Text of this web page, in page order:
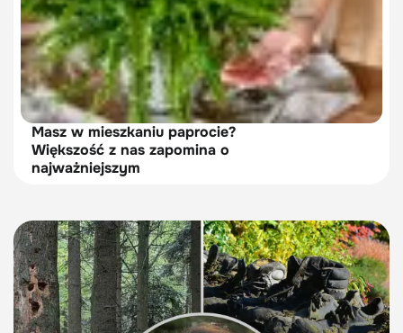
Masz w mieszkaniu paprocie?
Większość z nas zapomina o
najważniejszym